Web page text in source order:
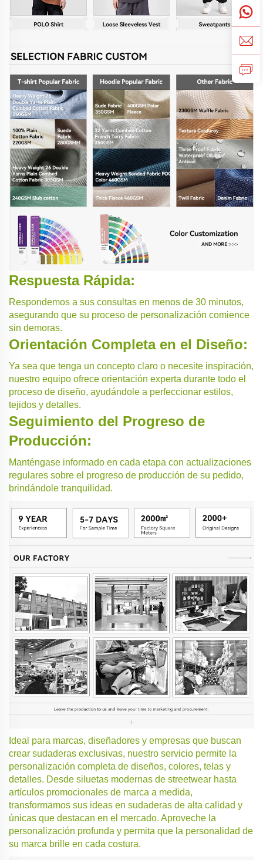
Respuesta Rápida:
Respondemos a sus consultas en menos de 30 minutos,
asegurando que su proceso de personalización comience
sin demoras.
Orientación Completa en el Diseño:
Ya sea que tenga un concepto claro o necesite inspiración,
nuestro equipo ofrece orientación experta durante todo el
proceso de diseño, ayudándole a perfeccionar estilos,
tejidos y detalles.
Seguimiento del Progreso de
Producción:
Manténgase informado en cada etapa con actualizaciones
regulares sobre el progreso de producción de su pedido,
brindándole tranquilidad.
Ideal para marcas, diseñadores y empresas que buscan
crear sudaderas exclusivas, nuestro servicio permite la
personalización completa de diseños, colores, telas y
detalles. Desde siluetas modernas de streetwear hasta
artículos promocionales de marca a medida,
transformamos sus ideas en sudaderas de alta calidad y
únicas que destacan en el mercado. Aproveche la
personalización profunda y permita que la personalidad de
su marca brille en cada costura.